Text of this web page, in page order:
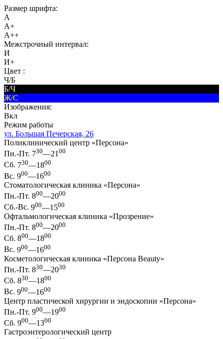
Размер шрифта:
A
A+
A++
Межстрочный интервал:
И
И+
Цвет :
Ч/Б
Б/Ч
Ж/С
Изображения:
Вкл
Режим работы
ул. Большая Печерская, 26
Поликлинический центр «Персона»
Пн.-Пт. 730—21 00
Сб. 730—1800
Вс. 900—1600
Стоматологическая клиника «Персона»
Пн.-Пт. 800—2000
Сб.-Вс. 900—1500
Офтальмологическая клиника «Прозрение»
Пн.-Пт. 800—2000
Сб. 800—1800
Вс. 900—1600
Косметологическая клиника «Персона Beauty»
Пн.-Пт. 830—2030
Сб. 830—1800
Вс. 900—1600
Центр пластической хирургии и эндоскопии «Персона»
Пн.-Пт. 900—1900
Сб. 900—1300
Гастроэнтерологический центр